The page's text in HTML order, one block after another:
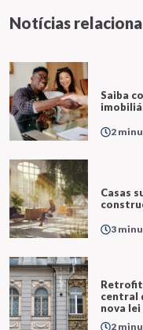
Notícias
Saiba
2
Casas
3
Retrofit
central
nova lei
2